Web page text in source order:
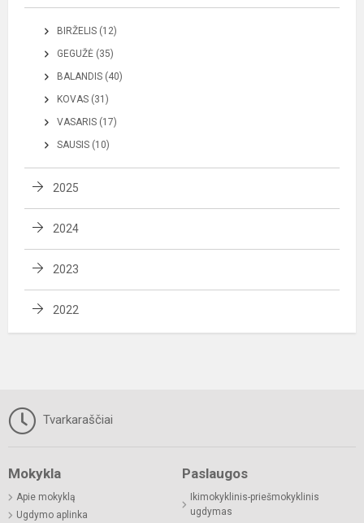
BIRŽELIS (12)
GEGUŽĖ (35)
BALANDIS (40)
KOVAS (31)
VASARIS (17)
SAUSIS (10)
2025
2024
2023
2022
Tvarkaraščiai
Mokykla
Apie mokyklą
Ugdymo aplinka
Paslaugos
Ikimokyklinis-priešmokyklinis
ugdymas